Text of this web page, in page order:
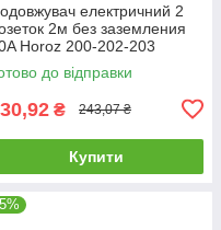
електричний 2
2м без заземления
Horoz 200-202-203
до відправки
₴ 243,07 ₴
Купити